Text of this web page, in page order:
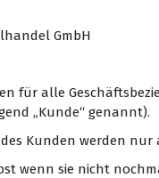
GmbH
für alle
„Kunde“ genannt).
Kunden werden
wenn sie nicht